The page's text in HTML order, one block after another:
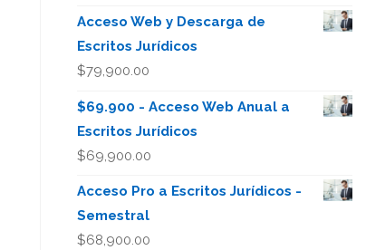
Acceso Web y Descarga de
Escritos Jurídicos
$79,900.00
$69.900 - Acceso Web Anual a
Escritos Jurídicos
$69,900.00
Acceso Pro a Escritos Jurídicos -
Semestral
$68,900.00